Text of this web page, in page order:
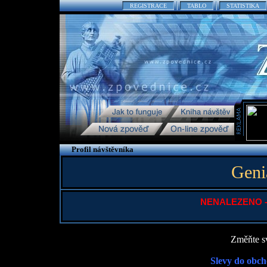
REGISTRACE TABLO STATISTIKA
Profil návštěvníka
NENALEZENO
Změňte
Slevy do